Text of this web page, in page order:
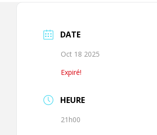
DATE
Oct 18 2025
Expiré!
HEURE
21h00